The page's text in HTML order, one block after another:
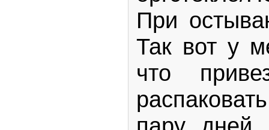
При
Так вот у
что